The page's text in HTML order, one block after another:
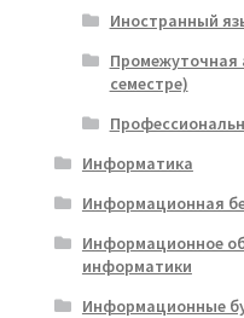
Иностранный
Промежуточная
семестре)
Информатика
Информационная
Информационное
информатики
Информационные